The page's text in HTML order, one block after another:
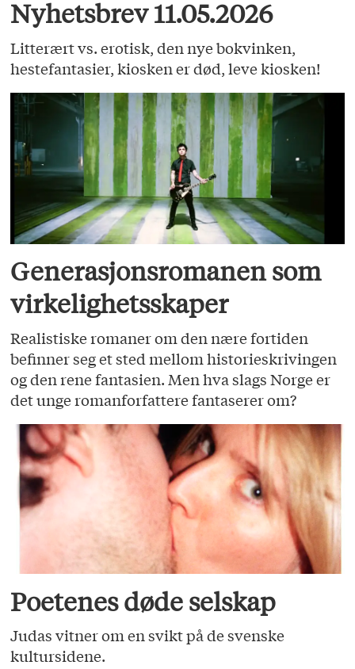
Nyhetsbrev 11.05.2026
Litterært vs. erotisk, den nye bokvinken,
hestefantasier, kiosken er død, leve kiosken!
Generasjonsromanen som
virkelighetsskaper
Realistiske romaner om den nære fortiden
befinner seg et sted mellom historieskrivingen
og den rene fantasien. Men hva slags Norge er
det unge romanforfattere fantaserer om?
Poetenes døde selskap
Judas vitner om en svikt på de svenske
kultursidene.